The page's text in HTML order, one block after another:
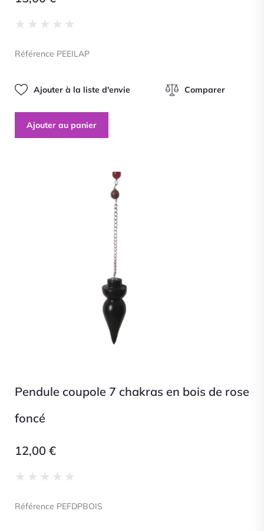
★ ★ ★ ★ ★
5
Référence PEEILAP
Ajouter à la liste d'envie Comparer
Ajouter au panier
Pendule coupole 7 chakras en bois de rose
foncé
12,00 €
★ ★ ★ ★ ★
5
Référence PEFDPBOIS